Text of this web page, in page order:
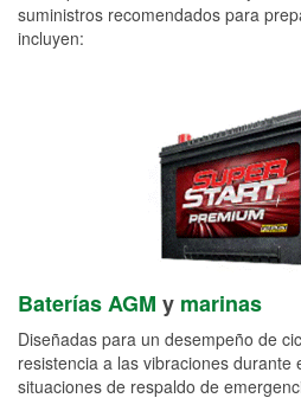
suministros recomendados para
incluyen:
Baterías AGM y marinas
Diseñadas para un desempeño de
resistencia a las vibraciones durante
situaciones de respaldo de